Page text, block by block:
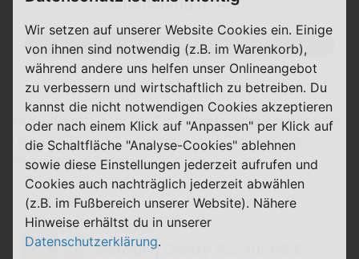
Filter zurücksetzen
Eine Alternative im Telefónica-Netz wäre übrigens das
Galaxy S22 im o2 Basicoder mit 5G in weiteren
Vertragsangeboten:
Weiterlesen
beendet
Samsung Galaxy S22 für 69 €
Wir setzen auf unserer Website Cookies ein. Einige
von ihnen sind notwendig (z.B. im Warenkorb),
während andere uns helfen unser Onlineangebot
zu verbessern und wirtschaftlich zu betreiben. Du
kannst die nicht notwendigen Cookies akzeptieren
oder nach einem Klick auf "Anpassen" per Klick auf
die Schaltfläche "Analyse-Cookies" ablehnen
sowie diese Einstellungen jederzeit aufrufen und
Cookies auch nachträglich jederzeit abwählen
(z.B. im Fußbereich unserer Website). Nähere
Hinweise erhältst du in unserer
Datenschutzerklärung.